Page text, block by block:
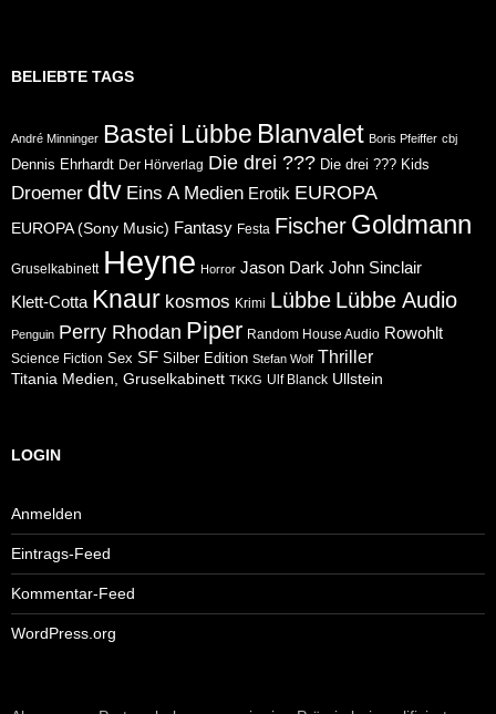
BELIEBTE TAGS
André Minninger Bastei Lübbe Blanvalet Boris Pfeiffer cbj
Dennis Ehrhardt Der Hörverlag Die drei ??? Die drei ??? Kids
Droemer dtv Eins A Medien Erotik EUROPA
EUROPA (Sony Music) Fantasy Festa Fischer Goldmann
Gruselkabinett Heyne Horror Jason Dark John Sinclair
Klett-Cotta Knaur kosmos Krimi Lübbe Lübbe Audio
Penguin Perry Rhodan Piper Random House Audio Rowohlt
Science Fiction Sex SF Silber Edition Stefan Wolf Thriller
Titania Medien, Gruselkabinett TKKG Ulf Blanck Ullstein
LOGIN
Anmelden
Eintrags-Feed
Kommentar-Feed
WordPress.org